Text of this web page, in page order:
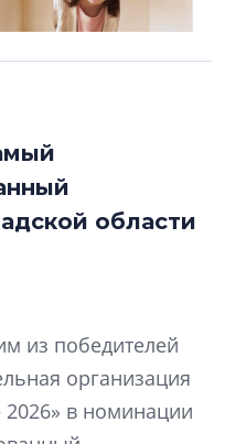
области
из победителей
организация
в номинации